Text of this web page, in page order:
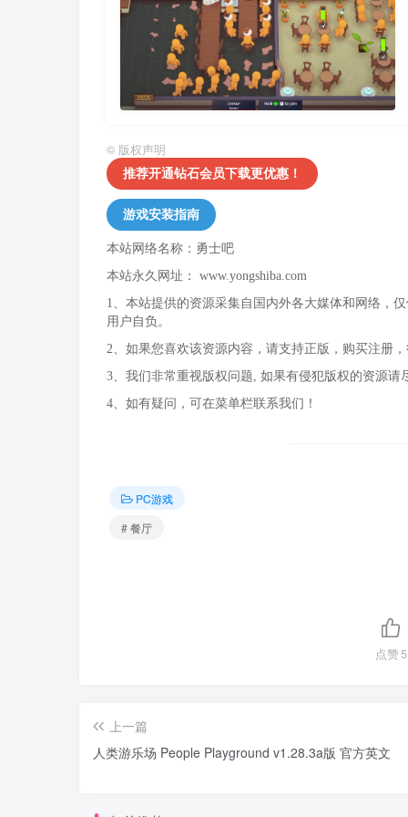
© 版权声明
推荐开通钻石会员下载更优惠！
游戏安装指南
本站网络名称：勇士吧
本站永久网址： www.yongshiba.com
1、本站提供的资源采集自国内外各大媒体和网络，
用户自负。
2、如果您喜欢该资源内容，请支持正版，购买注册
3、我们非常重视版权问题, 如果有侵犯版权的资源
4、如有疑问，可在菜单栏联系我们！
PC游戏
# 餐厅
点赞5
上一篇
人类游乐场 People Playground v1.28.3a版 官方英文